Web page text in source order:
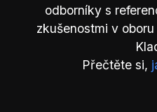
odborníky s
zkušenostmi v
Přečtěte si,